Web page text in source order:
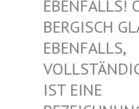
LLS! O-H-H –
CH
LLS, VOLLST
ÄNDIG! TLD
NE BEZEIC